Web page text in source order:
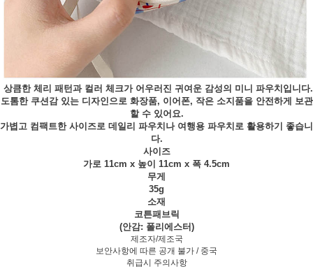
상큼한 체리 패턴과 컬러 체크가 어우러진 귀여운 감성의 미니 파우치입니다.
도톰한 쿠션감 있는 디자인으로 화장품, 이어폰, 작은 소지품을 안전하게 보관
할 수 있어요.
가볍고 컴팩트한 사이즈로 데일리 파우치나 여행용 파우치로 활용하기 좋습니
다.
사이즈
가로 11cm x 높이 11cm x 폭 4.5cm
무게
35g
소재
코튼패브릭
(안감: 폴리에스터)
제조자/제조국
보안사항에 따른 공개 불가 / 중국
취급시 주의사항